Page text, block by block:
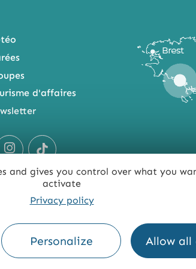
and gives you control over what you
activate
Privacy policy
Personalize Allow all
d'affaires
: NON CONFORME PRESSE PRO